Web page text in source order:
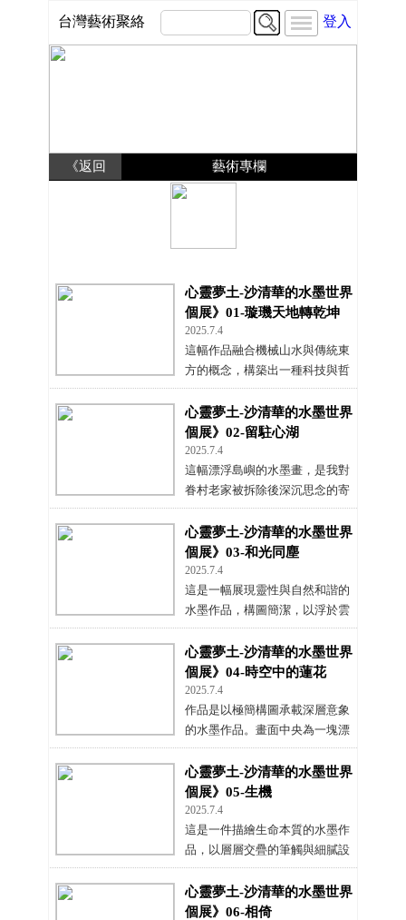
台灣藝術聚絡 登入
《返回 藝術專欄
心靈夢土-沙清華的水墨世界
個展》01-璇璣天地轉乾坤
2025.7.4
這幅作品融合機械山水與傳統東
方的概念，構築出一種科技與哲
思共構的當代水墨語境。
心靈夢土-沙清華的水墨世界
個展》02-留駐心湖
2025.7.4
這幅漂浮島嶼的水墨畫，是我對
眷村老家被拆除後深沉思念的寄
託。昔日的老宅隨都市更新消
失，童年記憶無處安放，於是我
以畫筆建構出一座漂浮於雲中的
心靈之島。
心靈夢土-沙清華的水墨世界
個展》03-和光同塵
2025.7.4
這是一幅展現靈性與自然和諧的
水墨作品，構圖簡潔，以浮於雲
霧之上的玄黑岩體為主體，中央
凹陷出一池靜水，水中浮現青翠
小丘，一株盛放花樹靜靜矗立其
上。整體色調清淡柔和，天空與
雲層交融，如夢似幻，營造出超
脫塵世的靜謐氛圍。
心靈夢土-沙清華的水墨世界
個展》04-時空中的蓮花
2025.7.4
作品是以極簡構圖承載深層意象
的水墨作品。畫面中央為一塊漂
浮於雲空的巨岩，滿佈細密孔
隙，似經萬年風蝕而成的化石之
體。其上，一朵粉色蓮花悄然綻
放，在孤寂中自發光芒，如宇宙
的心眼，象徵靈魂的覺醒與凝
視。
心靈夢土-沙清華的水墨世界
個展》05-生機
2025.7.4
這是一件描繪生命本質的水墨作
品，以層層交疊的筆觸與細膩設
色，營造出莊嚴而靜謐的氛圍。
畫中兩座浮於雲霧之上的岩體，
一大一小，如時空中沉默佇立的
心靈夢土-沙清華的水墨世界
個展》06-相倚